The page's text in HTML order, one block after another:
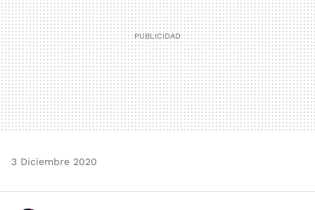
3 Diciembre 2020